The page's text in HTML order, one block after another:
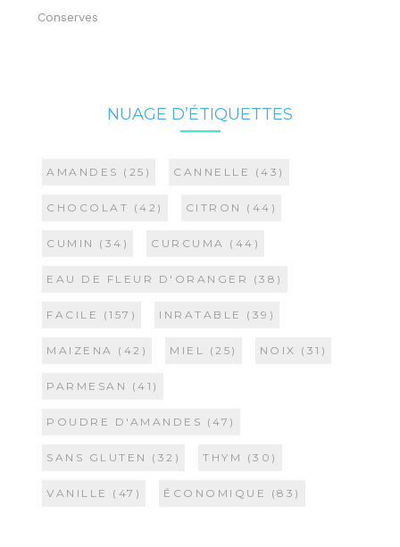
Conserves
NUAGE D’ÉTIQUETTES
AMANDES (25) CANNELLE (43)
CHOCOLAT (42) CITRON (44)
CUMIN (34) CURCUMA (44)
EAU DE FLEUR D'ORANGER (38)
FACILE (157) INRATABLE (39)
MAIZENA (42) MIEL (25) NOIX (31)
PARMESAN (41)
POUDRE D'AMANDES (47)
SANS GLUTEN (32) THYM (30)
VANILLE (47) ÉCONOMIQUE (83)